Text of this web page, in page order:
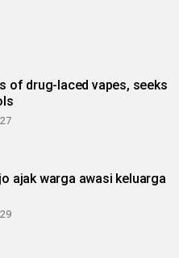
of drug-laced vapes, seeks
ajak warga awasi keluarga